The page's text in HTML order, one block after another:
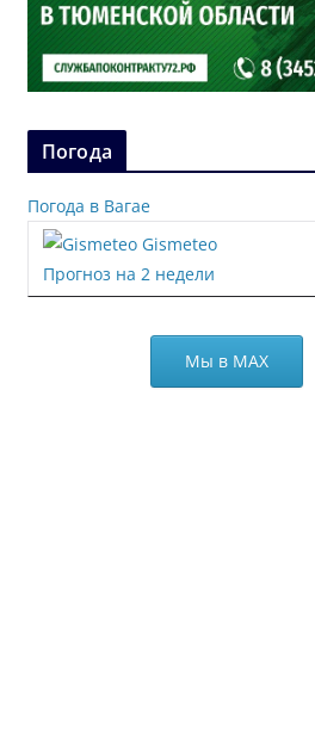
Погода
Погода в Вагае
Gismeteo
Прогноз на 2 недели
Мы в МАХ